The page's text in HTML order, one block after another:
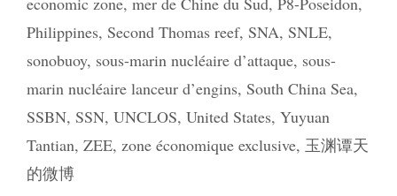
Philippines, Second Thomas reef, SNA, SNLE,
sonobuoy, sous-marin nucléaire d’attaque, sous-
marin nucléaire lanceur d’engins, South China Sea,
SSBN, SSN, UNCLOS, United States, Yuyuan
Tantian, ZEE, zone économique exclusive, 玉渊谭天
的微博